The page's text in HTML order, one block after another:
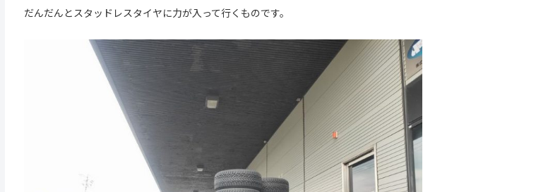
だんだんとスタッドレスタイヤに力が入って行くものです。